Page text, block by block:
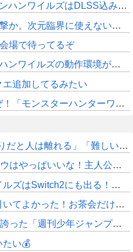
ズはDLSS込みで最大1440p動作」
えない時点で闘気活性以下のスキルだわ
場で待ってるぞ
イルズの動作環境が判明！
追加してるみたい
イルズ 序盤体験版」を8月5日（水）より配信！
エオルゼアの未解決問題、大先輩であるWorld of Warcraftはどうしてる？
いな！主人公として魅力的すぎる…！
」👈こいつにかけたい言葉ｗｗｗｗｗｗｗｗｗ
った！お茶会だけでも元取れた。
部数が初の100万部割れ ピーク時の４分の１にまで減少
たい💰